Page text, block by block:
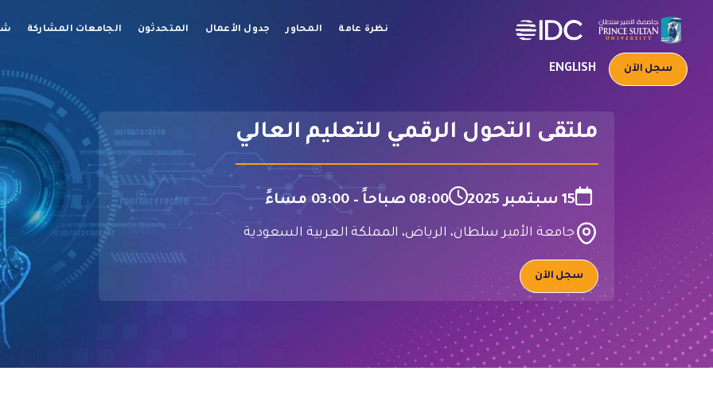
نظرة عامة المحاور جدول الأعمال المتحدثون الجامعات المشاركة
سجل الآن ENGLISH
ملتقى التحول الرقمي للتعليم العالي
15 سبتمبر 2025 08:00 صباحاً – 03:00 مساءً
جامعة الأمير سلطان، الرياض، المملكة العربية السعودية
سجل الآن